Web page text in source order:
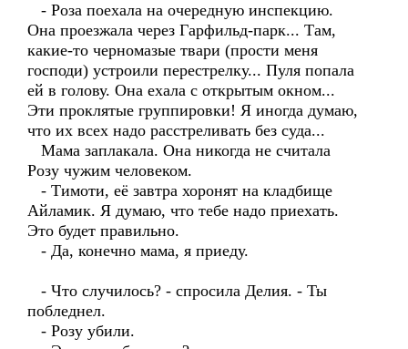
- Роза поехала на очередную инспекцию.
Она проезжала через Гарфильд-парк... Там,
какие-то черномазые твари (прости меня
господи) устроили перестрелку... Пуля попала
ей в голову. Она ехала с открытым окном...
Эти проклятые группировки! Я иногда думаю,
что их всех надо расстреливать без суда...
Мама заплакала. Она никогда не считала
Розу чужим человеком.
- Тимоти, её завтра хоронят на кладбище
Айламик. Я думаю, что тебе надо приехать.
Это будет правильно.
- Да, конечно мама, я приеду.
- Что случилось? - спросила Делия. - Ты
побледнел.
- Розу убили.